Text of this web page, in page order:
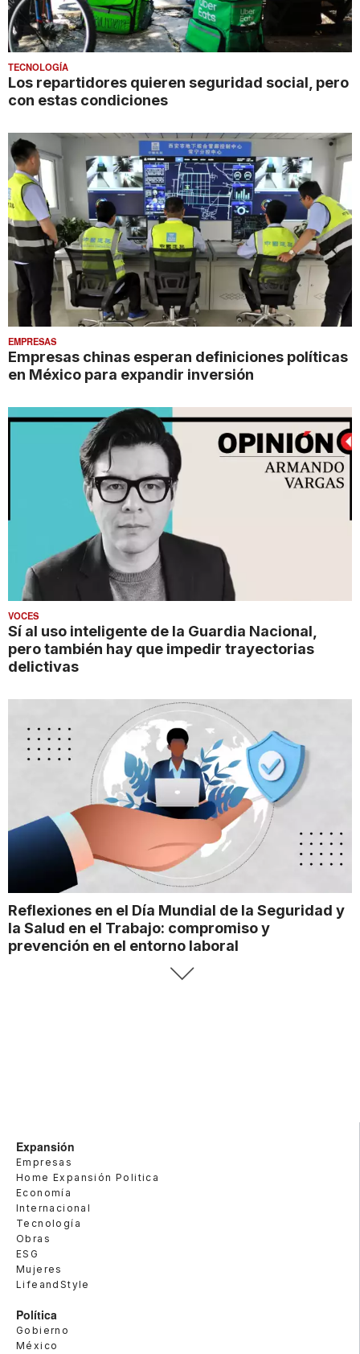
TECNOLOGÍA
Los repartidores quieren seguridad social, pero
con estas condiciones
EMPRESAS
Empresas chinas esperan definiciones políticas
en México para expandir inversión
VOCES
Sí al uso inteligente de la Guardia Nacional,
pero también hay que impedir trayectorias
delictivas
Reflexiones en el Día Mundial de la Seguridad y
la Salud en el Trabajo: compromiso y
prevención en el entorno laboral
Expansión
Empresas
Home Expansión Politica
Economía
Internacional
Tecnología
Obras
ESG
Mujeres
LifeandStyle
Política
Gobierno
México